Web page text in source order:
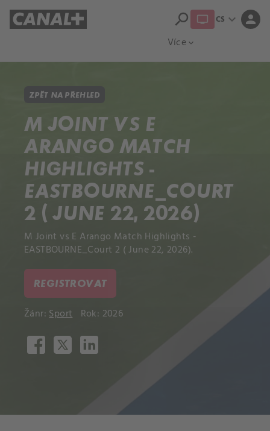
Více expand_more
search CS expand_more person
ZPĚT NA PŘEHLED
M JOINT VS E
ARANGO MATCH
HIGHLIGHTS -
EASTBOURNE_COURT
2 ( JUNE 22, 2026)
M Joint vs E Arango Match Highlights -
EASTBOURNE_Court 2 ( June 22, 2026).
REGISTROVAT
Žánr:Sport Rok: 2026